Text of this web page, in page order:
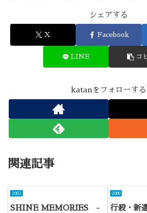
シェアする
X Facebook
LINE コ
katanをフォローする
関連記事
2002
SHINE MEMORIES -
2000
行殺・新